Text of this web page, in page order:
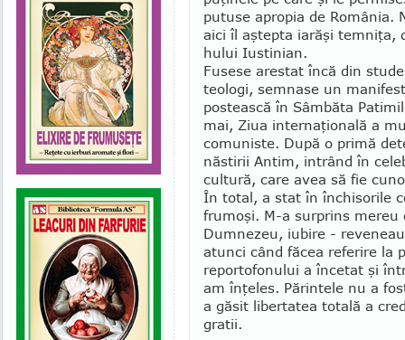
putuse apropia de România.
aici îl aştepta iarăşi temniţa,
hu­lui Iustinian.
Fusese arestat încă din
teologi, semnase un
postească în Sâm­băta
mai, Ziua internaţio­nală a
comuniste. După o primă
năstirii Antim, intrând în
cultură, care avea să fie
În total, a stat în închi­sorile
frumoşi. M-a surprins
Dum­nezeu, iubire -
atunci când fă­cea referire la
reportofonului a în­ce­tat şi
am înţeles. Părintele nu a
a găsit libertatea totală a
gratii.